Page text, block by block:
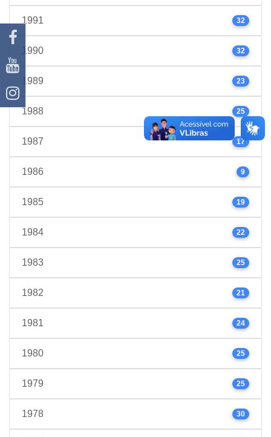
1991 32
1990 32
1989 23
1988 25
1987 17
1986 9
1985 19
1984 22
1983 25
1982 21
1981 24
1980 25
1979 25
1978 30